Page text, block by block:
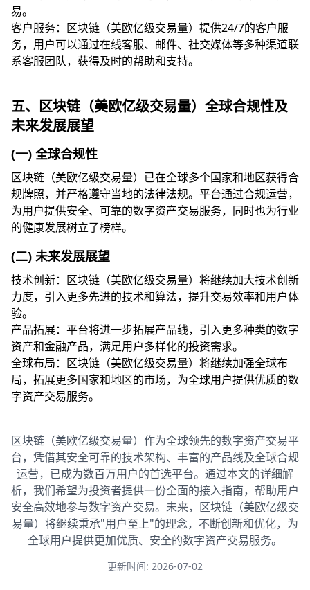
易。
客户服务：区块链（美欧亿级交易量）提供24/7的客户服
务，用户可以通过在线客服、邮件、社交媒体等多种渠道联
系客服团队，获得及时的帮助和支持。
五、区块链（美欧亿级交易量）全球合规性及
未来发展展望
(一) 全球合规性
区块链（美欧亿级交易量）已在全球多个国家和地区获得合
规牌照，并严格遵守当地的法律法规。平台通过合规运营，
为用户提供安全、可靠的数字资产交易服务，同时也为行业
的健康发展树立了榜样。
(二) 未来发展展望
技术创新：区块链（美欧亿级交易量）将继续加大技术创新
力度，引入更多先进的技术和算法，提升交易效率和用户体
验。
产品拓展：平台将进一步拓展产品线，引入更多种类的数字
资产和金融产品，满足用户多样化的投资需求。
全球布局：区块链（美欧亿级交易量）将继续加强全球布
局，拓展更多国家和地区的市场，为全球用户提供优质的数
字资产交易服务。
区块链（美欧亿级交易量）作为全球领先的数字资产交易平
台，凭借其安全可靠的技术架构、丰富的产品线及全球合规
运营，已成为数百万用户的首选平台。通过本文的详细解
析，我们希望为投资者提供一份全面的接入指南，帮助用户
安全高效地参与数字资产交易。未来，区块链（美欧亿级交
易量）将继续秉承"用户至上"的理念，不断创新和优化，为
全球用户提供更加优质、安全的数字资产交易服务。
更新时间: 2026-07-02